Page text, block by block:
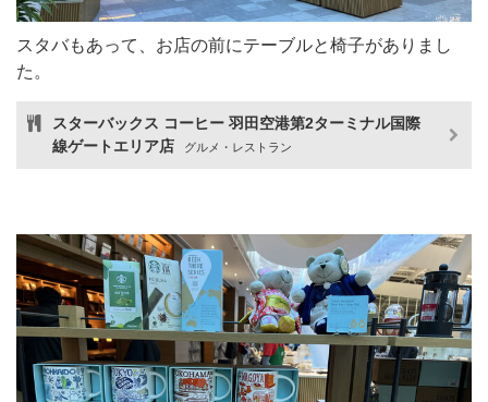
スタバもあって、お店の前にテーブルと椅子がありまし
た。
スターバックス コーヒー 羽田空港第2ターミナル国際
線ゲートエリア店
グルメ・レストラン